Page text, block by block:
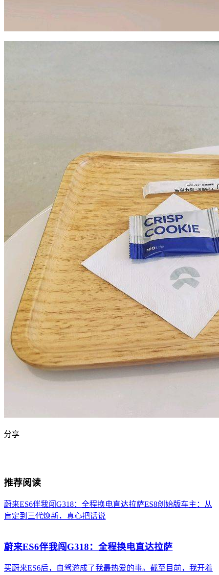
分享
推荐阅读
蔚来ES6伴我闯G318：全程换电直达拉萨ES8创始版车主：从
盲定到三代焕新，真心把话说
蔚来ES6伴我闯G318：全程换电直达拉萨
买蔚来ES6后，自驾游成了我最热爱的事。截至目前，我开着